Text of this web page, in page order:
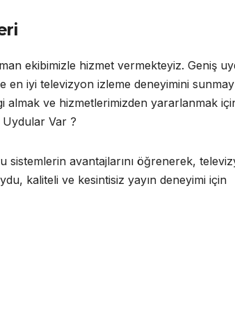
ekibimizle hizmet vermekteyiz. Geniş
iyi televizyon izleme deneyimini
almak ve hizmetlerimizden yararlanmak
Uydular Var ?
sistemlerin avantajlarını öğrenerek,
kaliteli ve kesintisiz yayın deneyimi için